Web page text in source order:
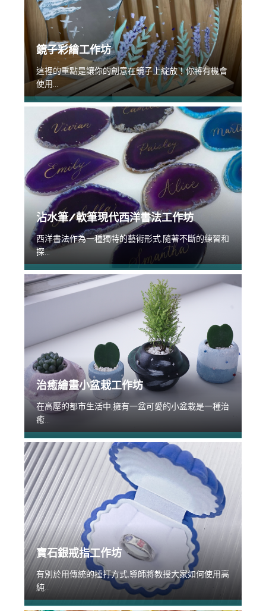
鏡子彩繪工作坊
這裡的重點是讓你的創意在鏡子上綻放！你將有機會
使用...
沾水筆/軟筆現代西洋書法工作坊
西洋書法作為一種獨特的藝術形式,隨著不斷的練習和
探...
治癒繪畫小盆栽工作坊
在高壓的都市生活中,擁有一盆可愛的小盆栽是一種治
癒...
寶石銀戒指工作坊
有別於用傳統的捶打方式,導師將教授大家如何使用高
純...